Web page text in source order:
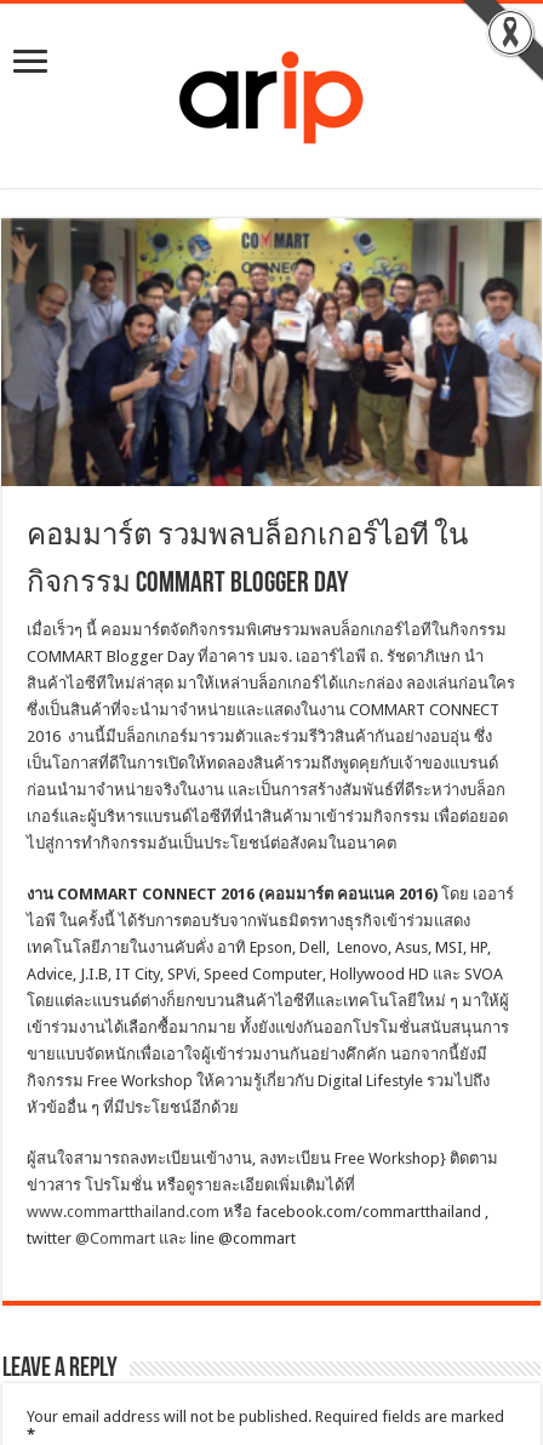
คอมมาร์ต รวมพลบล็อกเกอร์ไอที ใน
กิจกรรม COMMART Blogger Day
เมื่อเร็วๆ นี้ คอมมาร์ตจัดกิจกรรมพิเศษรวมพลบล็อกเกอร์ไอทีในกิจกรรม
COMMART Blogger Day ที่อาคาร บมจ. เออาร์ไอพี ถ. รัชดาภิเษก นำ
สินค้าไอซีทีใหม่ล่าสุด มาให้เหล่าบล็อกเกอร์ได้แกะกล่อง ลองเล่นก่อนใคร
ซึ่งเป็นสินค้าที่จะนำมาจำหน่ายและแสดงในงาน COMMART CONNECT
2016 งานนี้มีบล็อกเกอร์มารวมตัวและร่วมรีวิวสินค้ากันอย่างอบอุ่น ซึ่ง
เป็นโอกาสที่ดีในการเปิดให้ทดลองสินค้ารวมถึงพูดคุยกับเจ้าของแบรนด์
ก่อนนำมาจำหน่ายจริงในงาน และเป็นการสร้างสัมพันธ์ที่ดีระหว่างบล็อก
เกอร์และผู้บริหารแบรนด์ไอซีทีที่นำสินค้ามาเข้าร่วมกิจกรรม เพื่อต่อยอด
ไปสู่การทำกิจกรรมอันเป็นประโยชน์ต่อสังคมในอนาคต
งาน COMMART CONNECT 2016 (คอมมาร์ต คอนเนค 2016)โดย เออาร์
ไอพี ในครั้งนี้ ได้รับการตอบรับจากพันธมิตรทางธุรกิจเข้าร่วมแสดง
เทคโนโลยีภายในงานคับคั่ง อาทิ Epson, Dell,
Lenovo, Asus, MSI, HP,
Advice, J.I.B, IT City, SPVi, Speed Computer, Hollywood HD และ SVOA
โดยแต่ละแบรนด์ต่างก็ยกขบวนสินค้าไอซีทีและเทคโนโลยีใหม่ ๆ มาให้ผู้
เข้าร่วมงานได้เลือกซื้อมากมาย ทั้งยังแข่งกันออกโปรโมชั่นสนับสนุนการ
ขายแบบจัดหนักเพื่อเอาใจผู้เข้าร่วมงานกันอย่างคึกคัก นอกจากนี้ยังมี
กิจกรรม Free Workshop ให้ความรู้เกี่ยวกับ Digital Lifestyle รวมไปถึง
หัวข้ออื่น ๆ ที่มีประโยชน์อีกด้วย
ผู้สนใจสามารถลงทะเบียนเข้างาน, ลงทะเบียน Free Workshop} ติดตาม
ข่าวสาร โปรโมชั่น หรือดูรายละเอียดเพิ่มเติมได้ที่
www.commartthailand.com หรือ facebook.com/commartthailand ,
twitter@Commart และ line @commart
Leave a Reply
Your email address will not be published. Required fields are marked
*